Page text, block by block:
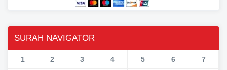
SURAH NAVIGATOR
1 2 3 4 5 6 7